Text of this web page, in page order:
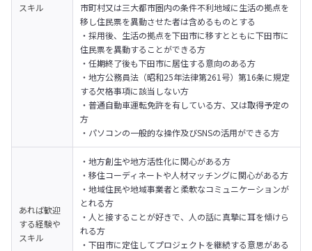
スキル
市町村又は三大都市圏内の条件不利地域に生活の拠点を
移し住民票を異動させた者は含めるものとする
・採用後、生活の拠点を下田市に移すとともに下田市に
住民票を異動することができる方
・任期終了後も下田市に居住する意向のある方
・地方公務員法（昭和25年法律第261号）第16条に規定
する欠格事項に該当しない方
・普通自動車運転免許を有している方、又は取得予定の
方
・パソコンの一般的な操作及びSNSの活用ができる方
あれば歓迎
する経験や
スキル
・地方創生や地方活性化に関心がある方
・移住コーディネートや人材マッチングに関心がある方
・地域住民や地域事業者と柔軟なコミュニケーションが
とれる方
・人と接することが好きで、人の話に真摯に耳を傾けら
れる方
・下田市に定住してプロジェクトを継続する意思がある